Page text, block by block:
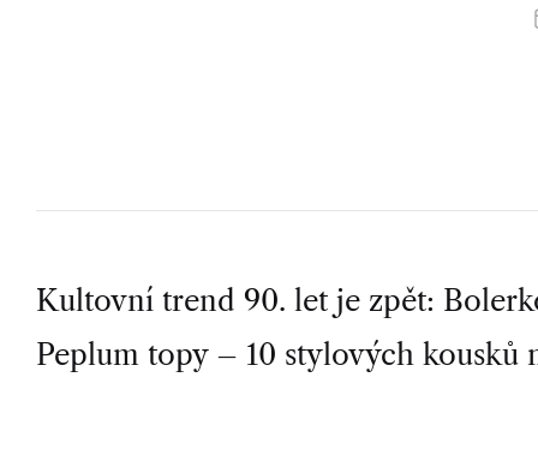
P
o
Kultovní trend 90. let je zpět:
Peplum topy – 10 stylových kousků